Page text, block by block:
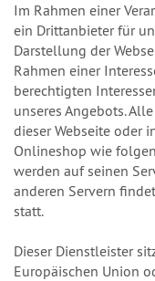
Im Rahmen einer
ein Drittanbieter für
Darstellung der
Rahmen einer
berechtigten
unseres Angebots.
dieser Webseite oder
Onlineshop wie
werden auf seinen
anderen Servern
statt.
Dieser Dienstleister
Europäischen Union